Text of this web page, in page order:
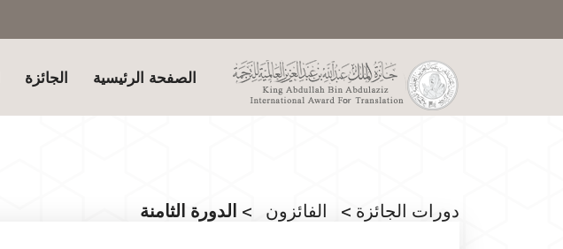
الصفحة الرئيسية الجائزة
دورات الجائزة > الفائزون > الدورة الثامنة